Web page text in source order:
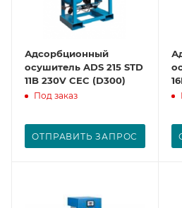
Адсорбционный
осушитель ADS 215 STD
11B 230V CEC (D300)
Под заказ
ОТПРАВИТЬ ЗАПРОС